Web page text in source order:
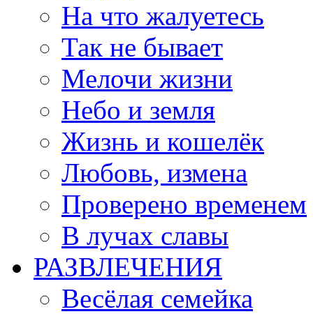
На что жалуетесь
Так не бывает
Мелочи жизни
Небо и земля
Жизнь и кошелёк
Любовь, измена
Проверено временем
В лучах славы
РАЗВЛЕЧЕНИЯ
Весёлая семейка